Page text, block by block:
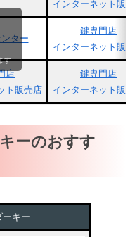
インターネット販売
ター
鍵専門店
インターネット販売
店
ト販売店
鍵専門店
インターネット販売
す
ーのおすす
ーキー